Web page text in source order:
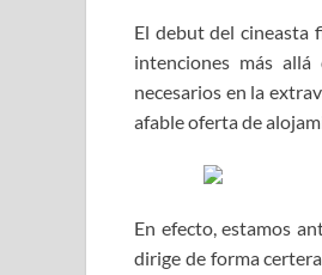
El debut del cineasta
intenciones más
necesarios en la
afable oferta de
En efecto, estamos
dirige de forma